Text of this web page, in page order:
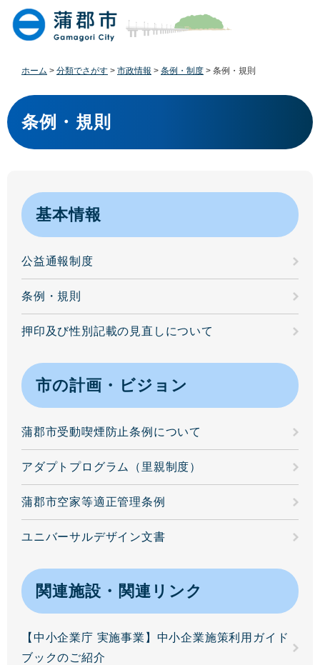
す
。
し
て
ホーム > 分類でさがす > 市政情報 > 条例・制度 > 条例・規則
本
文
条例・規則
基本情報
公益通報制度
条例・規則
押印及び性別記載の見直しについて
市の計画・ビジョン
蒲郡市受動喫煙防止条例について
アダプトプログラム（里親制度）
蒲郡市空家等適正管理条例
ユニバーサルデザイン文書
関連施設・関連リンク
【中小企業庁 実施事業】中小企業施策利用ガイド
ブックのご紹介